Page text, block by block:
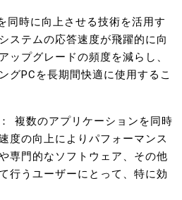
同時に向上させる技術を活用す
ステムの応答速度が飛躍的に向
ップグレードの頻度を減らし、
グPCを長期間快適に使用するこ
複数のアプリケーションを同時
度の向上によりパフォーマンス
専門的なソフトウェア、その他
行うユーザーにとって、特に効